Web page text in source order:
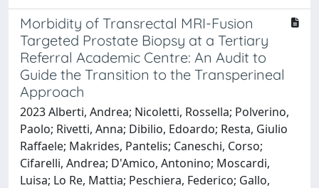
Morbidity of Transrectal MRI-Fusion
Targeted Prostate Biopsy at a Tertiary
Referral Academic Centre: An Audit to
Guide the Transition to the Transperineal
Approach
2023 Alberti, Andrea; Nicoletti, Rossella; Polverino,
Paolo; Rivetti, Anna; Dibilio, Edoardo; Resta, Giulio
Raffaele; Makrides, Pantelis; Caneschi, Corso;
Cifarelli, Andrea; D'Amico, Antonino; Moscardi,
Luisa; Lo Re, Mattia; Peschiera, Federico; Gallo,